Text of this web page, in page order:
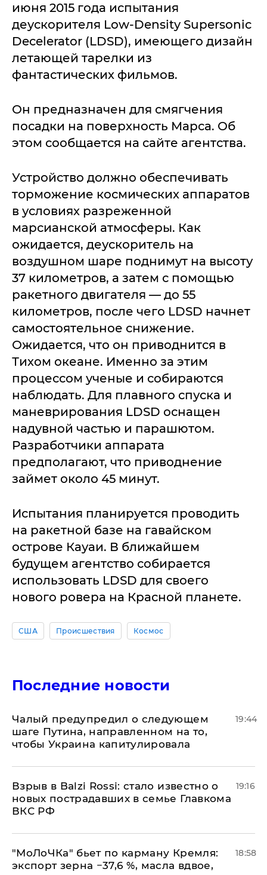
июня 2015 года испытания
деускорителя Low-Density Supersonic
Decelerator (LDSD), имеющего дизайн
летающей тарелки из
фантастических фильмов.
Он предназначен для смягчения
посадки на поверхность Марса. Об
этом сообщается на сайте агентства.
Устройство должно обеспечивать
торможение космических аппаратов
в условиях разреженной
марсианской атмосферы. Как
ожидается, деускоритель на
воздушном шаре поднимут на высоту
37 километров, а затем с помощью
ракетного двигателя — до 55
километров, после чего LDSD начнет
самостоятельное снижение.
Ожидается, что он приводнится в
Тихом океане. Именно за этим
процессом ученые и собираются
наблюдать. Для плавного спуска и
маневрирования LDSD оснащен
надувной частью и парашютом.
Разработчики аппарата
предполагают, что приводнение
займет около 45 минут.
Испытания планируется проводить
на ракетной базе на гавайском
острове Кауаи. В ближайшем
будущем агентство собирается
использовать LDSD для своего
нового ровера на Красной планете.
США Происшествия Космос
Последние новости
Чалый предупредил о следующем
шаге Путина, направленном на то,
чтобы Украина капитулировала
19:44
Взрыв в Balzi Rossi: стало известно о
новых пострадавших в семье Главкома
ВКС РФ
19:16
​"МоЛоЧКа" бьет по карману Кремля:
экспорт зерна −37,6 %, масла вдвое,
18:58